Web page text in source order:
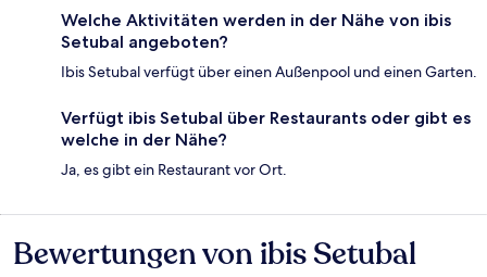
Welche Aktivitäten werden in der Nähe von ibis
Setubal angeboten?
Ibis Setubal verfügt über einen Außenpool und einen Garten.
Verfügt ibis Setubal über Restaurants oder gibt es
welche in der Nähe?
Ja, es gibt ein Restaurant vor Ort.
Bewertungen
Bewertungen von ibis Setubal